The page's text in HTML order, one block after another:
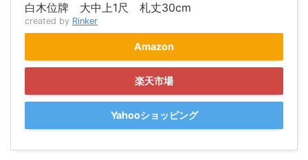
白木位牌 大中上1尺 札丈30cm
created by Rinker
Amazon
楽天市場
Yahooショッピング